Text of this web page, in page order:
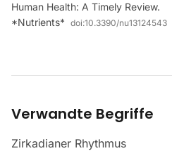
Human Health: A Timely Review.
*Nutrients* doi:10.3390/nu13124543
Verwandte Begriffe
Zirkadianer Rhythmus